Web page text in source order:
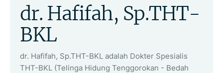
dr. Hafifah, Sp.THT-
BKL
dr. Hafifah, Sp.THT-BKL adalah Dokter Spesialis
THT-BKL (Telinga Hidung Tenggorokan - Bedah